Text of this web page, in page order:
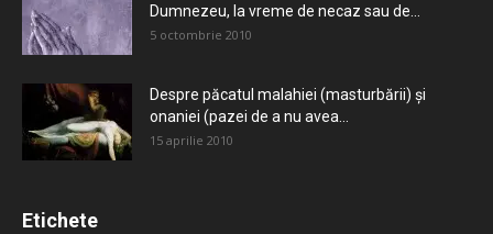
Dumnezeu, la vreme de necaz sau de...
5 octombrie 2010
Despre păcatul malahiei (masturbării) şi
onaniei (pazei de a nu avea...
15 aprilie 2010
Etichete